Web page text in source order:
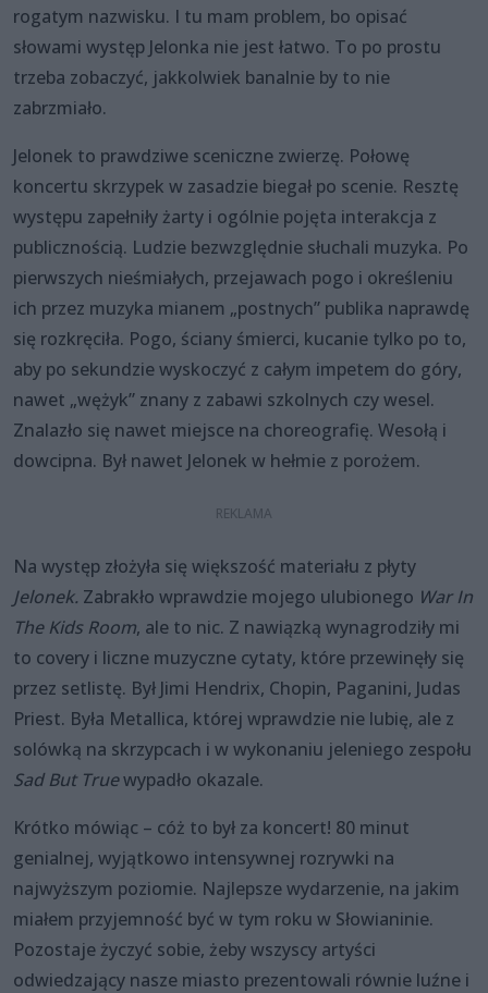
rogatym nazwisku. I tu mam problem, bo opisać
słowami występ Jelonka nie jest łatwo. To po prostu
trzeba zobaczyć, jakkolwiek banalnie by to nie
zabrzmiało.
Jelonek to prawdziwe sceniczne zwierzę. Połowę
koncertu skrzypek w zasadzie biegał po scenie. Resztę
występu zapełniły żarty i ogólnie pojęta interakcja z
publicznością. Ludzie bezwzględnie słuchali muzyka. Po
pierwszych nieśmiałych, przejawach pogo i określeniu
ich przez muzyka mianem „postnych” publika naprawdę
się rozkręciła. Pogo, ściany śmierci, kucanie tylko po to,
aby po sekundzie wyskoczyć z całym impetem do góry,
nawet „wężyk” znany z zabawi szkolnych czy wesel.
Znalazło się nawet miejsce na choreografię. Wesołą i
dowcipna. Był nawet Jelonek w hełmie z porożem.
Na występ złożyła się większość materiału z płyty
Jelonek. Zabrakło wprawdzie mojego ulubionego War In
The Kids Room, ale to nic. Z nawiązką wynagrodziły mi
to covery i liczne muzyczne cytaty, które przewinęły się
przez setlistę. Był Jimi Hendrix, Chopin, Paganini, Judas
Priest. Była Metallica, której wprawdzie nie lubię, ale z
solówką na skrzypcach i w wykonaniu jeleniego zespołu
Sad But Truewypadło okazale.
Krótko mówiąc – cóż to był za koncert! 80 minut
genialnej, wyjątkowo intensywnej rozrywki na
najwyższym poziomie. Najlepsze wydarzenie, na jakim
miałem przyjemność być w tym roku w Słowianinie.
Pozostaje życzyć sobie, żeby wszyscy artyści
odwiedzający nasze miasto prezentowali równie luźne i